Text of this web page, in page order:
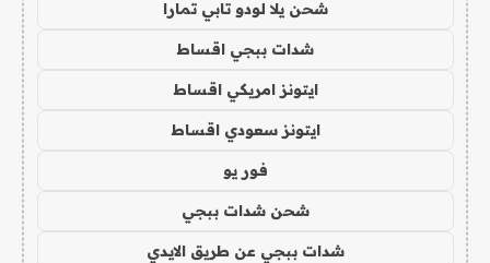
شحن يلا لودو تابي تمارا
شدات ببجي اقساط
ايتونز امريكي اقساط
ايتونز سعودي اقساط
فور يو
شحن شدات ببجي
شدات ببجي عن طريق الايدي